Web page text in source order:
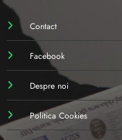
Contact
Facebook
Despre noi
Politica Cookies